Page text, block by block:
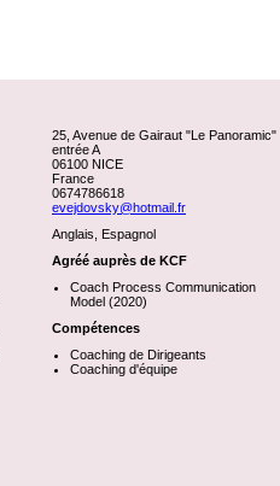
25, Avenue de Gairaut "Le Panoramic"
entrée A
06100 NICE
France
0674786618
evejdovsky@hotmail.fr
Anglais, Espagnol
Agréé auprès de KCF
Coach Process Communication
Model (2020)
Compétences
Coaching de Dirigeants
Coaching d'équipe